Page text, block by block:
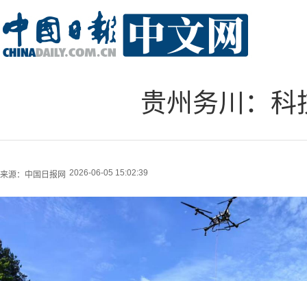
贵州务川：科
来源： 中国日报网 2026-06-05 15:02:39